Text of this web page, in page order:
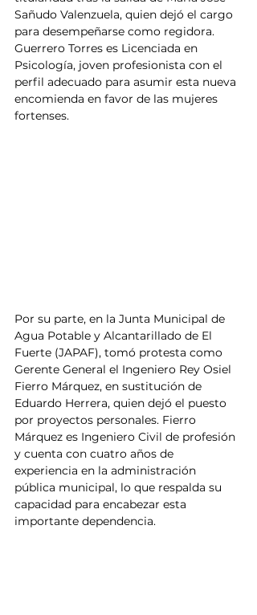
Sañudo Valenzuela, quien dejó el cargo
para desempeñarse como regidora.
Guerrero Torres es Licenciada en
Psicología, joven profesionista con el
perfil adecuado para asumir esta nueva
encomienda en favor de las mujeres
fortenses.
Por su parte, en la Junta Municipal de
Agua Potable y Alcantarillado de El
Fuerte (JAPAF), tomó protesta como
Gerente General el Ingeniero Rey Osiel
Fierro Márquez, en sustitución de
Eduardo Herrera, quien dejó el puesto
por proyectos personales. Fierro
Márquez es Ingeniero Civil de profesión
y cuenta con cuatro años de
experiencia en la administración
pública municipal, lo que respalda su
capacidad para encabezar esta
importante dependencia.